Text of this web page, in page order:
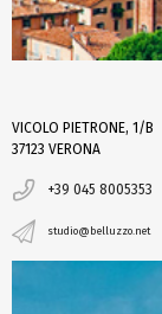
VICOLO PIETRONE, 1/B
37123 VERONA
+39 045 8005353
studio@belluzzo.net